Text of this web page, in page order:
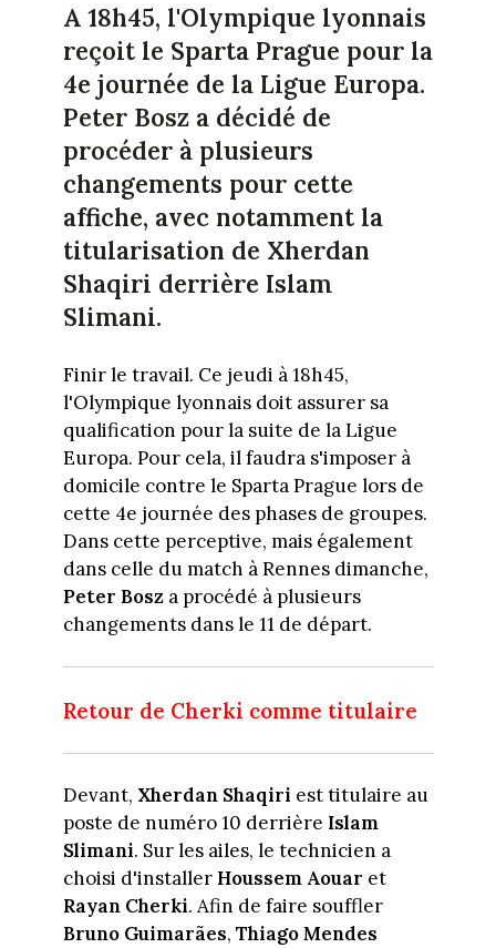
A 18h45, l'Olympique lyonnais
reçoit le Sparta Prague pour la
4e journée de la Ligue Europa.
Peter Bosz a décidé de
procéder à plusieurs
changements pour cette
affiche, avec notamment la
titularisation de Xherdan
Shaqiri derrière Islam
Slimani.
Finir le travail. Ce jeudi à 18h45,
l'Olympique lyonnais doit assurer sa
qualification pour la suite de la Ligue
Europa. Pour cela, il faudra s'imposer à
domicile contre le Sparta Prague lors de
cette 4e journée des phases de groupes.
Dans cette perceptive, mais également
dans celle du match à Rennes dimanche,
Peter Bosza procédé à plusieurs
changements dans le 11 de départ.
Retour de Cherki comme titulaire
Devant, Xherdan Shaqiri est titulaire au
poste de numéro 10 derrière Islam
Slimani. Sur les ailes, le technicien a
choisi d'installer Houssem Aouar et
Rayan Cherki. Afin de faire souffler
Bruno Guimarães, Thiago Mendes